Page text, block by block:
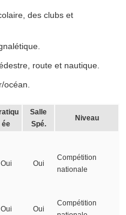
des clubs et
route et nautique.
océan.
ée
Salle
Spé.
Niveau
Oui Oui
Compétition
nationale
Oui Oui
Compétition